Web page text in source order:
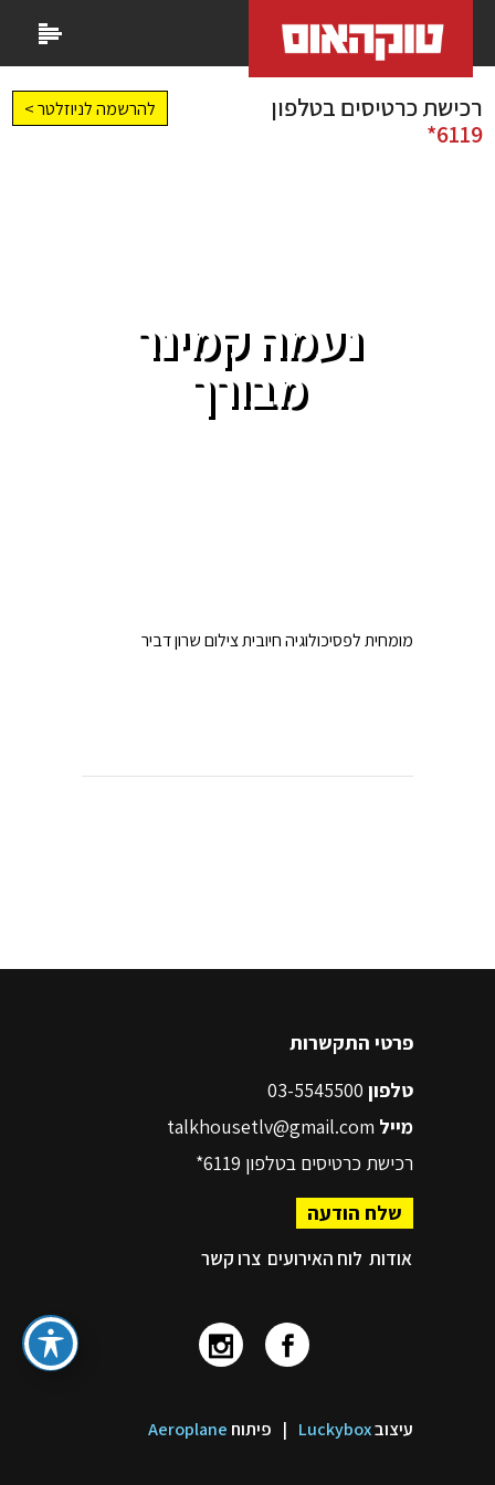
רכישת כרטיסים בטלפון
6119*
להרשמה לניוזלטר >
נעמה קמינר
מבורך
מומחית לפסיכולוגיה חיובית צילום שרון דביר
פרטי התקשרות
טלפון
מייל talkhousetlv@gmail.com
רכישת כרטיסים בטלפון 6119*
שלח הודעה
אודות לוח האירועים צרו קשר
עיצובLuckybox
| פיתוח Aeroplane